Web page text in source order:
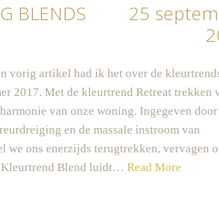
BLENDS
25
vorig artikel had ik het over de
2017. Met de kleurtrend Retreat trekken
van onze woning. Ingegeven door
en de massale instroom van
we ons enerzijds terugtrekken, vervagen
Kleurtrend Blend luidt… Read More